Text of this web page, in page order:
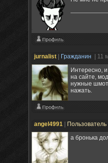
jurnalist Гражданин
| 11
Интересно,
на сайте,
нужные
нажать.
angel4991
Пользователь
а бронька